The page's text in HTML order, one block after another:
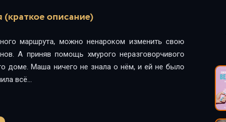
описание)
маршрута, можно ненароком изменить свою
А приняв помощь хмурого неразговорчивого
доме. Маша ничего не знала о нём, и ей не было
всё…